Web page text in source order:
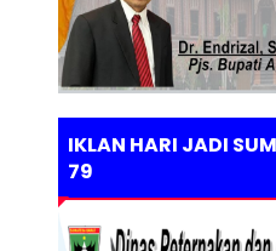
IKLAN HARI JADI
79